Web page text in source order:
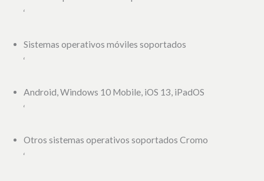
‘
Sistemas operativos móviles soportados
‘
Android, Windows 10 Mobile, iOS 13, iPadOS
‘
Otros sistemas operativos soportados Cromo
‘